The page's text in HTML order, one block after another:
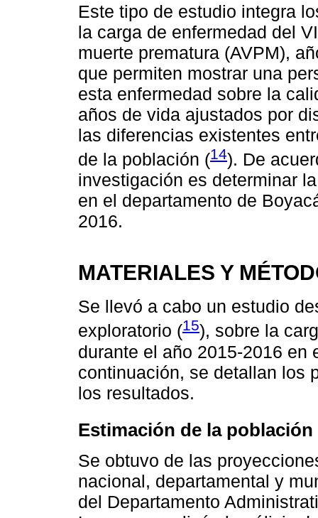
Este tipo de estudio integra
la carga de enfermedad del
muerte prematura (AVPM),
que permiten mostrar una
esta enfermedad sobre la
años de vida ajustados por
las diferencias existentes
de la población (14). De
investigación es determinar
en el departamento de
2016.
MATERIALES Y
Se llevó a cabo un estudio
exploratorio (15), sobre la
durante el año 2015-2016 en
continuación, se detallan los
los resultados.
Estimación de la población
Se obtuvo de las
nacional, departamental y
del Departamento